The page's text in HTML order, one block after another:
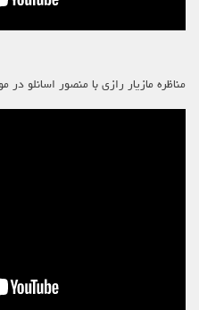
مناظره مازیار رازی با منصور اسانلو